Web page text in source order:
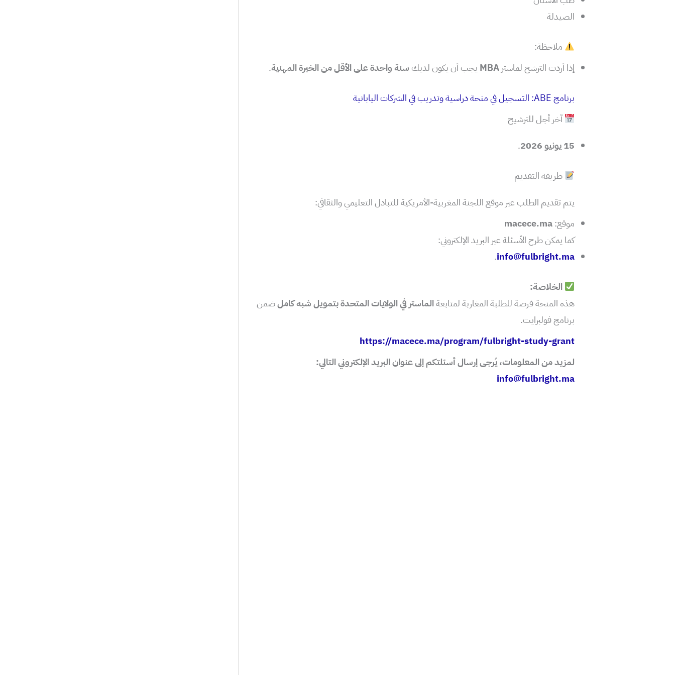
الصيدلة
ملاحظة:
إذا أردت الترشح لماستر MBA يجب أن يكون لديكسنة واحدة على الأقل من الخبرة المهنية.
برنامج ABE: التسجيل في منحة دراسية وتدريب في الشركات اليابانية
آخر أجل للترشيح
15 يونيو 2026
.
طريقة التقديم
يتم تقديم الطلب عبر موقع اللجنة المغربية-الأمريكية للتبادل التعليمي والثقافي:
موقع:macece.ma
كما يمكن طرح الأسئلة عبر البريد الإلكتروني:
info@fulbright.ma
.
الخلاصة:
هذه المنحة فرصة للطلبة المغاربة لمتابعةالماستر في الولايات المتحدة بتمويل شبه كاملضمن
برنامج فولبرايت.
https://macece.ma/program/fulbright-study-grant
لمزيد من المعلومات، يُرجى إرسال أسئلتكم إلى عنوان البريد الإلكتروني التالي:
info@fulbright.ma